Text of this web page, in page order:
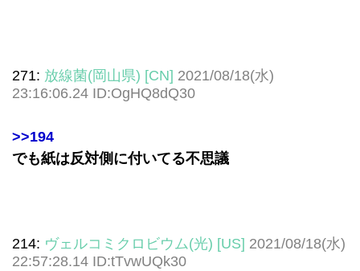
271: 放線菌(岡山県) [CN] 2021/08/18(水)
23:16:06.24 ID:OgHQ8dQ30
>>194
でも紙は反対側に付いてる不思議
214: ヴェルコミクロビウム(光) [US] 2021/08/18(水)
22:57:28.14 ID:tTvwUQk30